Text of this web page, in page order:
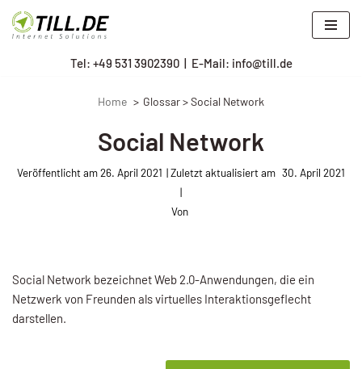
Zum
Tel: +49 531 3902390| E-Mail: info@till.de
Home Glossar > Social Network
Social Network
Veröffentlicht am26. April 2021 30. April 2021
Von
Social Network bezeichnet Web 2.0-An­wendungen, die ein
Netzwerk von Freunden als virtuelles Interaktionsgeflecht
darstellen.